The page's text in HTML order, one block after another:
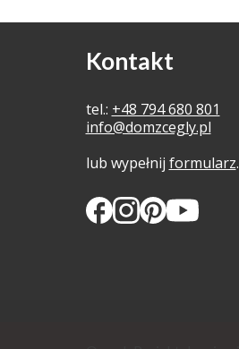
Kontakt
tel.: +48 794 680 801
info@domzcegly.pl
lub wypełnij formularz.